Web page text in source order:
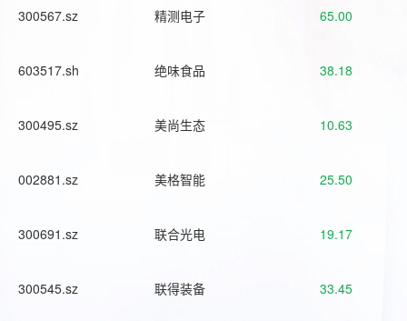
300567.sz 精测电子 65.00
603517.sh 绝味食品 38.18
300495.sz 美尚生态 10.63
002881.sz 美格智能 25.50
300691.sz 联合光电 19.17
300545.sz 联得装备 33.45